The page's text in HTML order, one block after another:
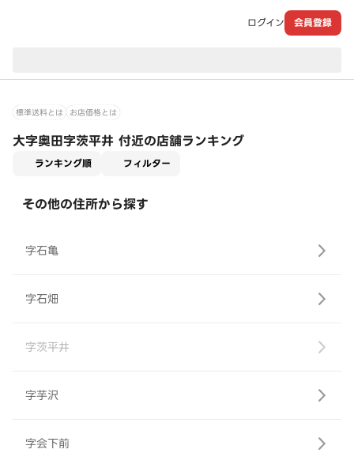
ログイン 会員登録
標準送料とは お店価格とは
大字奥田字茨平井 付近の店舗ランキング
ランキング順 フィルター
その他の住所から探す
字石亀
字石畑
字茨平井
字芋沢
字会下前